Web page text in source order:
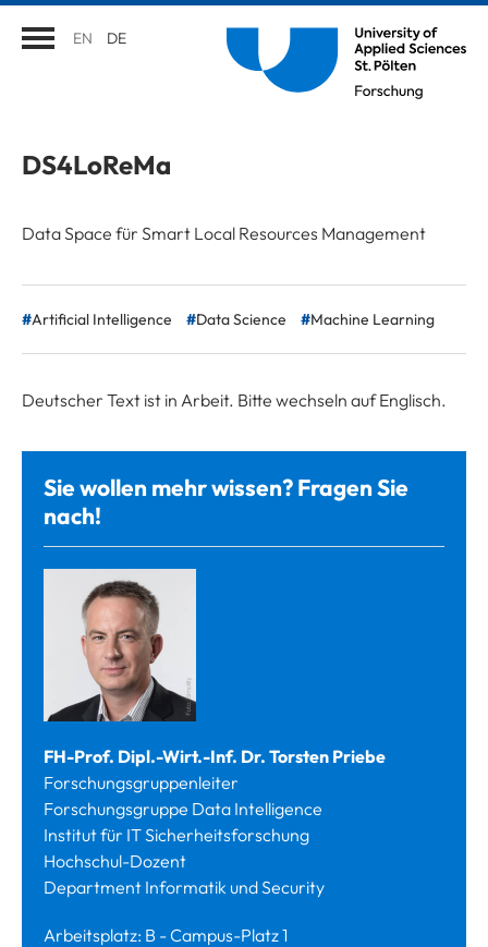
EN DE
DS4LoReMa
Data Space für Smart Local Resources Management
Artificial Intelligence Data Science Machine Learning
Deutscher Text ist in Arbeit. Bitte wechseln auf Englisch.
Sie wollen mehr wissen? Fragen Sie
nach!
FH-Prof. Dipl.-Wirt.-Inf. Dr. Torsten Priebe
Forschungsgruppenleiter
Forschungsgruppe Data Intelligence
Institut für IT Sicherheitsforschung
Hochschul-Dozent
Department Informatik und Security
Arbeitsplatz: B - Campus-Platz 1